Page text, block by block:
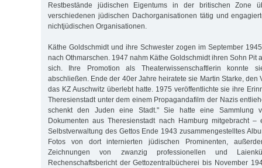
Restbestände jüdischen Eigentums in der britischen Zone
verschiedenen jüdischen Dachorganisationen tätig und
nichtjüdischen Organisationen.
Käthe Goldschmidt und ihre Schwester zogen im September
nach Othmarschen. 1947 nahm Käthe Goldschmidt ihren Sohn Pit
sich. Ihre Promotion als Theaterwissenschaftlerin konnte
abschließen. Ende der 40er Jahre heiratete sie Martin Starke, den
das KZ Auschwitz überlebt hatte. 1975 veröffentlichte sie ihre
Theresienstadt unter dem einem Propagandafilm der Nazis
schenkt den Juden eine Stadt." Sie hatte eine Sammlung
Dokumenten aus Theresienstadt nach Hamburg mitgebracht
Selbstverwaltung des Gettos Ende 1943 zusammengestelltes
Fotos von dort internierten jüdischen Prominenten,
Zeichnungen von zwanzig professionellen und
Rechenschaftsbericht der Gettozentralbücherei bis November